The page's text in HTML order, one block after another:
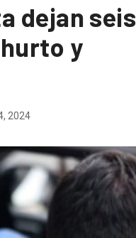
dejan seis
y
2024